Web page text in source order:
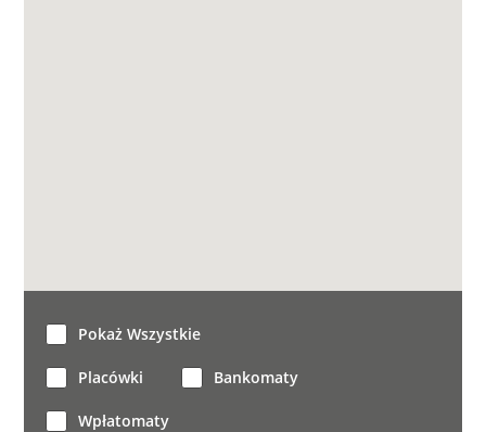
Pokaż Wszystkie
Placówki Bankomaty
Wpłatomaty